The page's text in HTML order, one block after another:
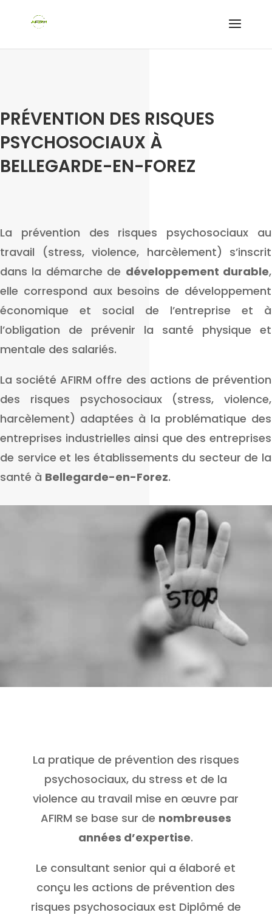
PRÉVENTION DES RISQUES
PSYCHOSOCIAUX À
BELLEGARDE-EN-FOREZ
La prévention des risques psychosociaux au
travail (stress, violence, harcèlement) s’inscrit
dans la démarche de développement durable,
elle correspond aux besoins de développement
économique et social de l’entreprise et à
l’obligation de prévenir la santé physique et
mentale des salariés.
La société AFIRM offre des actions de prévention
des risques psychosociaux (stress, violence,
harcèlement) adaptées à la problématique des
entreprises industrielles ainsi que des entreprises
de service et les établissements du secteur de la
santé à Bellegarde-en-Forez.
La pratique de prévention des risques
psychosociaux, du stress et de la
violence au travail mise en œuvre par
AFIRM se base sur de nombreuses
années d’expertise.
Le consultant senior qui a élaboré et
conçu les actions de prévention des
risques psychosociaux est Diplômé de